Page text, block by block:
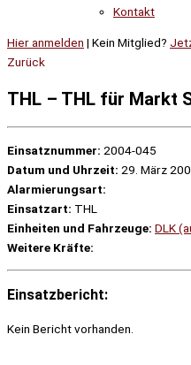
Kontakt
Hier anmelden | Kein Mitglied?
Zurück
THL – THL für Markt
Einsatznummer: 2004-045
Datum und Uhrzeit: 29. März
Alarmierungsart:
Einsatzart: THL
Einheiten und Fahrzeuge: DLK
Weitere Kräfte:
Einsatzbericht:
Kein Bericht vorhanden.